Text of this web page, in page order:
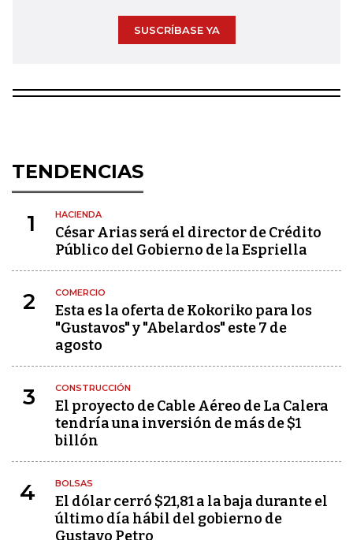
SUSCRÍBASE YA
TENDENCIAS
1 HACIENDA
César Arias será el director de Crédito
Público del Gobierno de la Espriella
2 COMERCIO
Esta es la oferta de Kokoriko para los
"Gustavos" y "Abelardos" este 7 de
agosto
3 CONSTRUCCIÓN
El proyecto de Cable Aéreo de La Calera
tendría una inversión de más de $1
billón
4 BOLSAS
El dólar cerró $21,81 a la baja durante el
último día hábil del gobierno de
Gustavo Petro